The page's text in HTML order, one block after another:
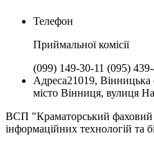
Телефон
Приймальної комiсії
(099) 149-30-11 (095)
Адреса21019, Вінницька
місто Вінниця, вулиця
ВСП "Краматорський фаховий
інформаційних технологій та